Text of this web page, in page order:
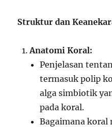
Struktur dan
Anatomi Koral:
Penjelasan
termasuk polip
alga simbiotik
pada koral.
Bagaimana